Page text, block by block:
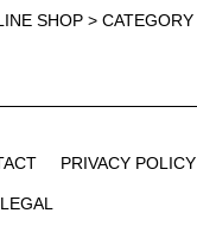
SHOP > CATEGORY
PRIVACY POLICY
LEGAL